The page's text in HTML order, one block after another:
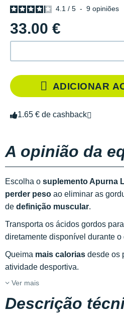
4.1 / 5 - 9 opiniões
33.00 €
ADICIONAR
1.65 € de cashback
A opinião da
Escolha o suplemento Apurna
perder peso ao eliminar as
de definição muscular.
Transporta os ácidos gordos para
diretamente disponível durante o
Queima mais calorias desde os
atividade desportiva.
Ver mais
Descrição